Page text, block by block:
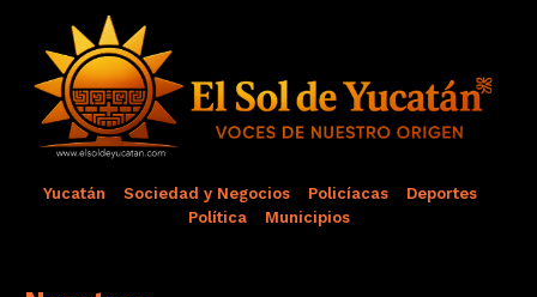
Yucatán Sociedad y Negocios Policíacas
Deportes
Política
Municipios